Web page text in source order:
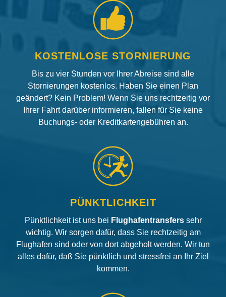
KOSTENLOSE STORNIERUNG
Bis zu vier Stunden vor Ihrer Abreise sind alle
Stornierungen kostenlos. Haben Sie einen Plan
geändert? Kein Problem! Wenn Sie uns rechtzeitig vor
Ihrer Fahrt darüber informieren, fallen für Sie keine
Buchungs- oder Kreditkartengebühren an.
PÜNKTLICHKEIT
Pünktlichkeit ist uns bei Flughafentransfers sehr
wichtig. Wir sorgen dafür, dass Sie rechtzeitig am
Flughafen sind oder von dort abgeholt werden. Wir tun
alles dafür, daß Sie pünktlich und stressfrei an Ihr Ziel
kommen.